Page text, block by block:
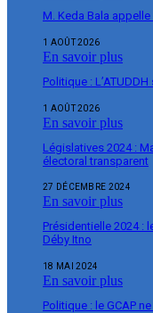
M. Keda Bala
1 AOÛT 2026
En savoir plus
Politique :
1 AOÛT 2026
En savoir plus
Législatives 2024 :
électoral transparent
27 DÉCEMBRE 2024
En savoir plus
Présidentielle 2024 :
Déby Itno
18 MAI 2024
En savoir plus
Politique : le GCAP